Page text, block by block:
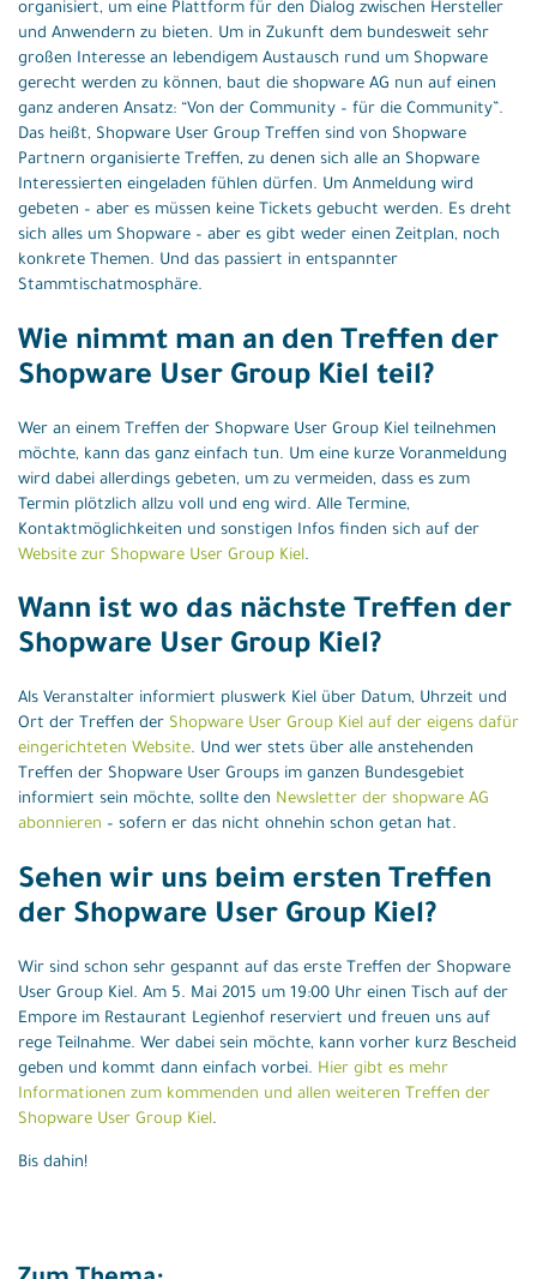
organisiert, um eine Plattform für den Dialog zwischen Hersteller
und Anwendern zu bieten. Um in Zukunft dem bundesweit sehr
großen Interesse an lebendigem Austausch rund um Shopware
gerecht werden zu können, baut die shopware AG nun auf einen
ganz anderen Ansatz: “Von der Community – für die Community”.
Das heißt, Shopware User Group Treffen sind von Shopware
Partnern organisierte Treffen, zu denen sich alle an Shopware
Interessierten eingeladen fühlen dürfen. Um Anmeldung wird
gebeten – aber es müssen keine Tickets gebucht werden. Es dreht
sich alles um Shopware – aber es gibt weder einen Zeitplan, noch
konkrete Themen. Und das passiert in entspannter
Stammtischatmosphäre.
Wie nimmt man an den Treffen der
Shopware User Group Kiel teil?
Wer an einem Treffen der Shopware User Group Kiel teilnehmen
möchte, kann das ganz einfach tun. Um eine kurze Voranmeldung
wird dabei allerdings gebeten, um zu vermeiden, dass es zum
Termin plötzlich allzu voll und eng wird. Alle Termine,
Kontaktmöglichkeiten und sonstigen Infos finden sich auf der
Website zur Shopware User Group Kiel.
Wann ist wo das nächste Treffen der
Shopware User Group Kiel?
Als Veranstalter informiert pluswerk Kiel über Datum, Uhrzeit und
Ort der Treffen der Shopware User Group Kiel auf der eigens dafür
eingerichteten Website. Und wer stets über alle anstehenden
Treffen der Shopware User Groups im ganzen Bundesgebiet
informiert sein möchte, sollte den Newsletter der shopware AG
abonnieren – sofern er das nicht ohnehin schon getan hat.
Sehen wir uns beim ersten Treffen
der Shopware User Group Kiel?
Wir sind schon sehr gespannt auf das erste Treffen der Shopware
User Group Kiel. Am 5. Mai 2015 um 19:00 Uhr einen Tisch auf der
Empore im Restaurant Legienhof reserviert und freuen uns auf
rege Teilnahme. Wer dabei sein möchte, kann vorher kurz Bescheid
geben und kommt dann einfach vorbei. Hier gibt es mehr
Informationen zum kommenden und allen weiteren Treffen der
Shopware User Group Kiel.
Bis dahin!